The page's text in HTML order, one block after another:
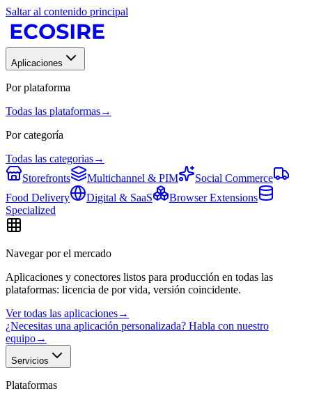
Saltar al contenido principal
Aplicaciones
Por plataforma
Todas las plataformas→
Por categoría
Todas las categorias→
Storefronts
Multichannel & PIM
Social Commerce
Food Delivery
Digital & SaaS
Browser Extensions
Specialized
Navegar por el mercado
Aplicaciones y conectores listos para producción en todas las
plataformas: licencia de por vida, versión coincidente.
Ver todas las aplicaciones→
¿Necesitas una aplicación personalizada? Habla con nuestro
equipo→
Servicios
Plataformas